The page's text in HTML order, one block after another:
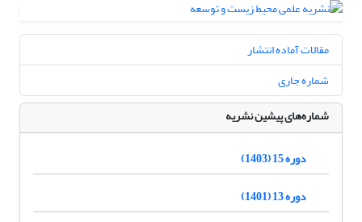
مقالات آماده انتشار
شماره جاری
شماره‌های پیشین نشریه
دوره 15 (1403)
دوره 13 (1401)